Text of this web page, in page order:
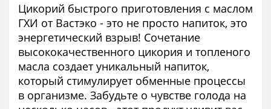
Цикорий быстрого приготовления с маслом
ГХИ от Вастэко - это не просто напиток, это
энергетический взрыв! Сочетание
высококачественного цикория и топленого
масла создает уникальный напиток,
который стимулирует обменные процессы
в организме. Забудьте о чувстве голода на